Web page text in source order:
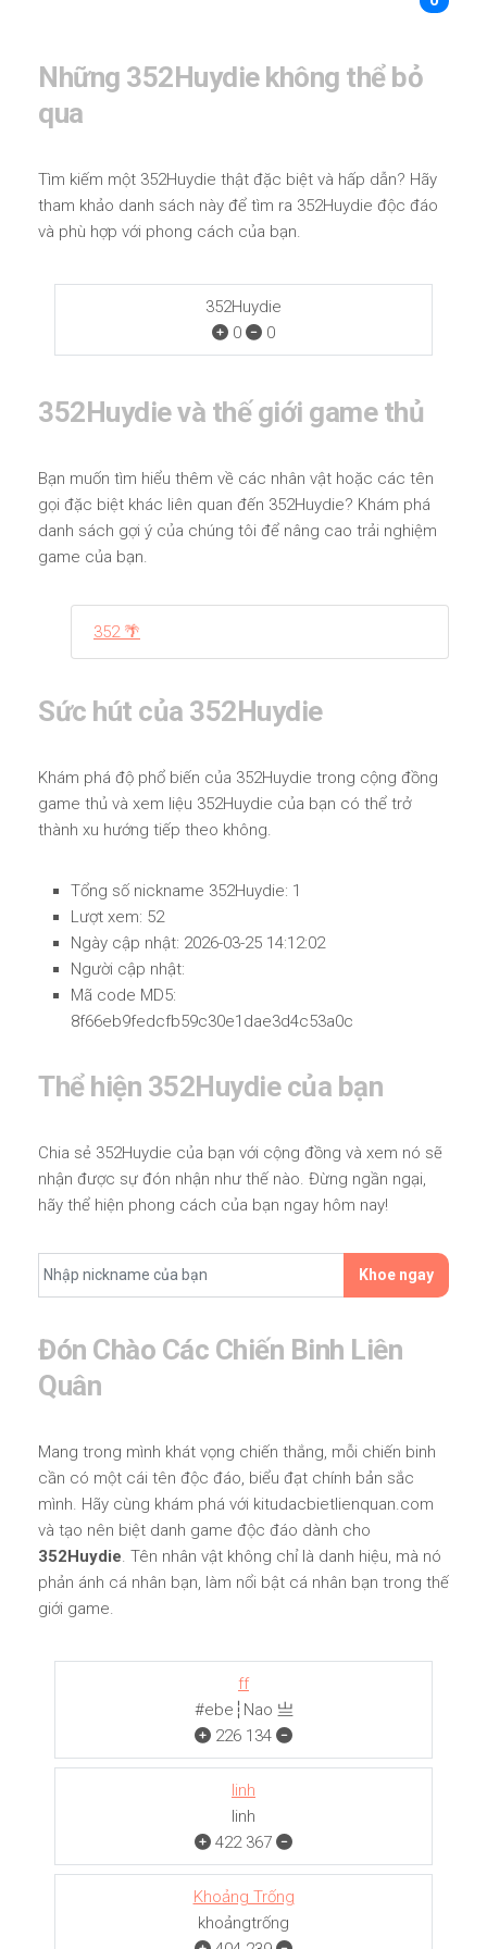
Những 352Huydie không thể bỏ
qua
Tìm kiếm một 352Huydie thật đặc biệt và hấp dẫn? Hãy
tham khảo danh sách này để tìm ra 352Huydie độc đáo
và phù hợp với phong cách của bạn.
352Huydie
0
0
352Huydie và thế giới game thủ
Bạn muốn tìm hiểu thêm về các nhân vật hoặc các tên
gọi đặc biệt khác liên quan đến 352Huydie? Khám phá
danh sách gợi ý của chúng tôi để nâng cao trải nghiệm
game của bạn.
352 🌴
Sức hút của 352Huydie
Khám phá độ phổ biến của 352Huydie trong cộng đồng
game thủ và xem liệu 352Huydie của bạn có thể trở
thành xu hướng tiếp theo không.
Tổng số nickname 352Huydie: 1
Lượt xem: 52
Ngày cập nhật: 2026-03-25 14:12:02
Người cập nhật:
Mã code MD5:
8f66eb9fedcfb59c30e1dae3d4c53a0c
Thể hiện 352Huydie của bạn
Chia sẻ 352Huydie của bạn với cộng đồng và xem nó sẽ
nhận được sự đón nhận như thế nào. Đừng ngần ngại,
hãy thể hiện phong cách của bạn ngay hôm nay!
Khoe ngay
Đón Chào Các Chiến Binh Liên
Quân
Mang trong mình khát vọng chiến thắng, mỗi chiến binh
cần có một cái tên độc đáo, biểu đạt chính bản sắc
mình. Hãy cùng khám phá với kitudacbietlienquan.com
và tạo nên biệt danh game độc đáo dành cho
352Huydie. Tên nhân vật không chỉ là danh hiệu, mà nó
phản ánh cá nhân bạn, làm nổi bật cá nhân bạn trong thế
giới game.
ff
#ebe┆Nao 亗
226 134
linh
linh
422 367
Khoảng Trống
khoảngㅤㅤㅤtrống